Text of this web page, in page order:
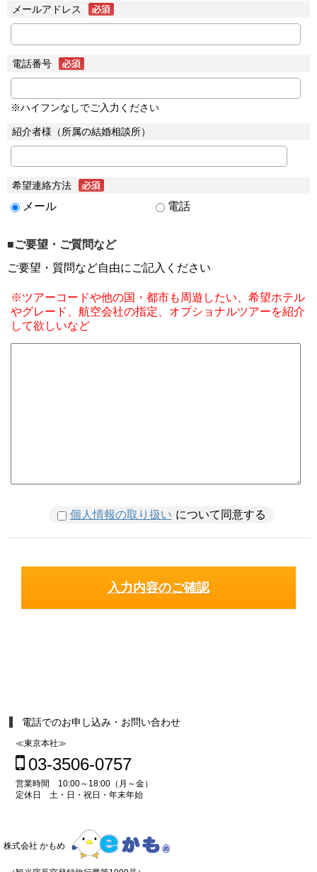
メールアドレス
電話番号
※ハイフンなしでご入力ください
紹介者様（所属の結婚相談所）
希望連絡方法
メール 電話
■ご要望・ご質問など
ご要望・質問など自由にご記入ください
※ツアーコードや他の国・都市も周遊したい、希望ホテル
やグレード、航空会社の指定、オプショナルツアーを紹介
して欲しいなど
個人情報の取り扱い について同意する
電話でのお申し込み・お問い合わせ
≪東京本社≫
03-3506-0757
営業時間 10:00～18:00（月～金）
定休日 土・日・祝日・年末年始
株式会社 かもめ